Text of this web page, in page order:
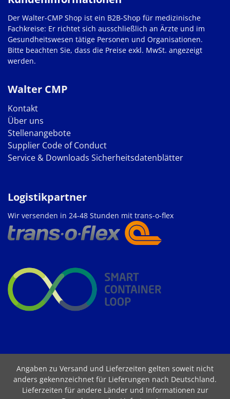
Walter CMP
Kontakt
Über uns
Stellenangebote
Supplier Code of Conduct
Service & Downloads Sicherheitsdatenblätter
Der Walter-CMP Shop ist ein B2B-Shop für medizinische
Fachkreise: Er richtet sich ausschließlich an Ärzte und im
Gesundheitswesen tätige Personen und Organisationen.
Bitte beachten Sie, dass die Preise exkl. MwSt. angezeigt
werden.
Logistikpartner
Wir versenden in 24-48 Stunden mit trans-o-flex
Angaben zu Versand und Lieferzeiten gelten soweit nicht
anders gekennzeichnet für Lieferungen nach Deutschland.
Lieferzeiten für andere Länder und Informationen zur